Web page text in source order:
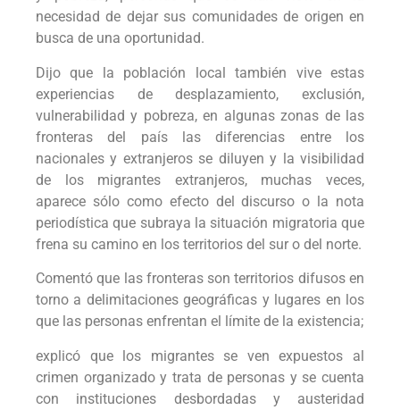
necesidad de dejar sus comunidades de origen en
busca de una oportunidad.
Dijo que la población local también vive estas
experiencias de desplazamiento, exclusión,
vulnerabilidad y pobreza, en algunas zonas de las
fronteras del país las diferencias entre los
nacionales y extranjeros se diluyen y la visibilidad
de los migrantes extranjeros, muchas veces,
aparece sólo como efecto del discurso o la nota
periodística que subraya la situación migratoria que
frena su camino en los territorios del sur o del norte.
Comentó que las fronteras son territorios difusos en
torno a delimitaciones geográficas y lugares en los
que las personas enfrentan el límite de la existencia;
explicó que los migrantes se ven expuestos al
crimen organizado y trata de personas y se cuenta
con instituciones desbordadas y austeridad